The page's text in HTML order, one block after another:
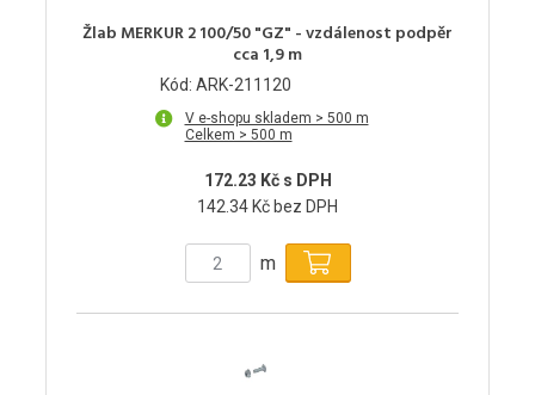
Žlab MERKUR 2 100/50 "GZ" - vzdálenost podpěr
cca 1,9 m
Kód: ARK-211120
V e-shopu skladem > 500 m
Celkem > 500 m
172.23 Kč s DPH
142.34 Kč bez DPH
m